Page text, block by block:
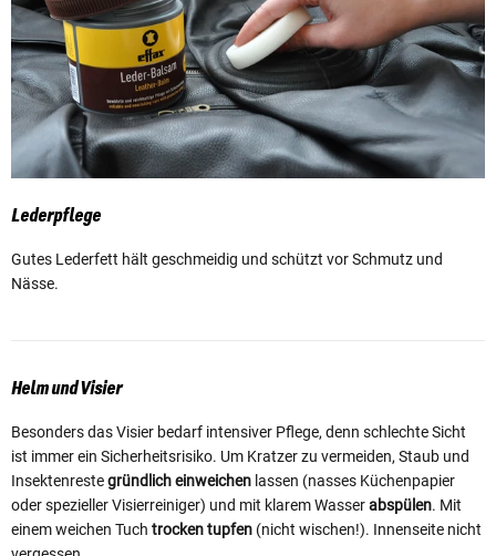
Lederpflege
Gutes Lederfett hält geschmeidig und schützt vor Schmutz und
Nässe.
Helm und Visier
Besonders das Visier bedarf intensiver Pflege, denn schlechte Sicht
ist immer ein Sicherheitsrisiko. Um Kratzer zu vermeiden, Staub und
Insektenrestegründlich einweichen lassen (nasses Küchenpapier
oder spezieller Visierreiniger) und mit klarem Wasserabspülen. Mit
einem weichen Tuch trocken tupfen (nicht wischen!). Innenseite nicht